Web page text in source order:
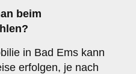
beim
in Bad Ems kann
erfolgen, je nach